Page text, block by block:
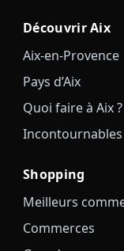
Découvrir Aix
Aix-en-Provence
Pays d’Aix
Quoi faire à Aix ?
Incontournables
Shopping
Meilleurs
Commerces